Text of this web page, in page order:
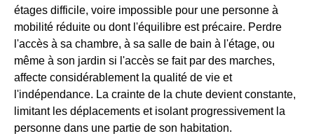
étages difficile, voire impossible pour une personne à
mobilité réduite ou dont l'équilibre est précaire. Perdre
l'accès à sa chambre, à sa salle de bain à l'étage, ou
même à son jardin si l'accès se fait par des marches,
affecte considérablement la qualité de vie et
l'indépendance. La crainte de la chute devient constante,
limitant les déplacements et isolant progressivement la
personne dans une partie de son habitation.